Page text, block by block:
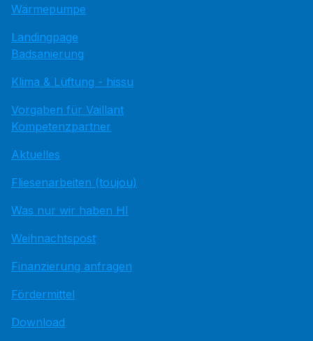
Wärmepumpe
Landingpage
Badsanierung
Klima & Lüftung - hissu
Vorgaben für Vaillant
Kompetenzpartner
Aktuelles
Fliesenarbeiten (toujou)
Was nur wir haben HI
Weihnachtspost
Finanzierung anfragen
Fördermittel
Download